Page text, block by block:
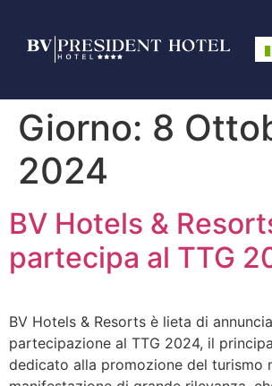
Giorno: 8
2024
BV Hotels &
partecipa al TTG
BV Hotels & Resorts è lieta di
partecipazione al TTG 2024, il
dedicato alla promozione del turismo